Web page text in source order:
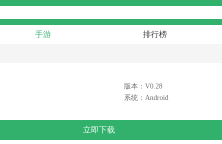
手游 排行榜
版本：V0.28
系统：Android
立即下载